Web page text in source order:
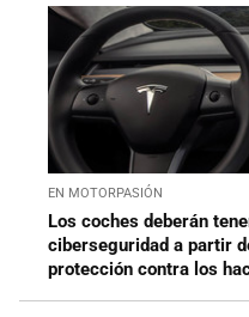
EN MOTORPASIÓN
Los coches deberán
ciberseguridad a partir
protección contra los